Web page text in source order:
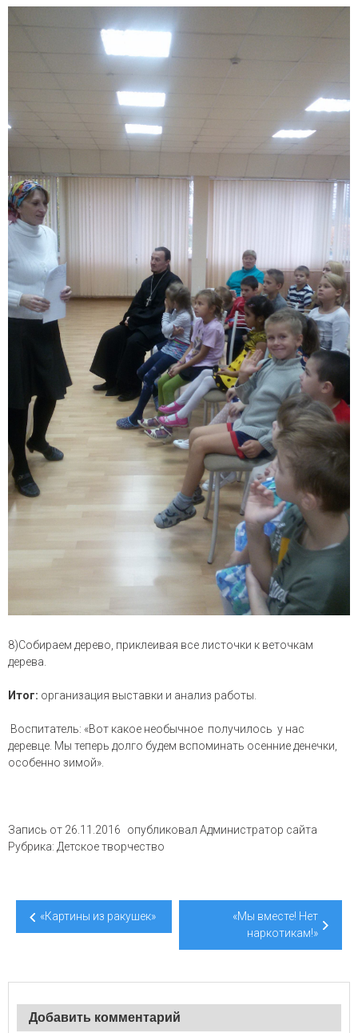
8)Собираем дерево, приклеивая все листочки к веточкам
дерева.
Итог: организация выставки и анализ работы.
Воспитатель: «Вот какое необычное получилось у нас
деревце. Мы теперь долго будем вспоминать осенние денечки,
особенно зимой».
Запись от 26.11.2016 опубликовал Администратор сайта
Рубрика: Детское творчество
Навигация
по
«Картины из ракушек»
«Мы вместе! Нет
наркотикам!»
Добавить комментарий